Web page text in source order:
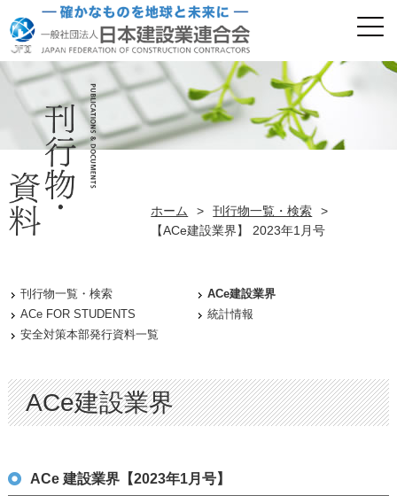
ホーム > 刊行物一覧・検索
>
【ACe建設業界】 2023年1月号
ACe建設業界
ACe 建設業界【2023年1月号】
刊行物一覧・検索
ACe建設業界
ACe FOR STUDENTS
統計情報
安全対策本部発行資料一覧